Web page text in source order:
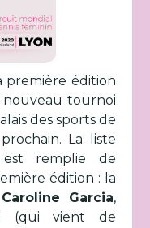
première édition
nouveau tournoi
des sports de
La liste
est remplie de
édition : la
Caroline Garcia,
(qui vient de